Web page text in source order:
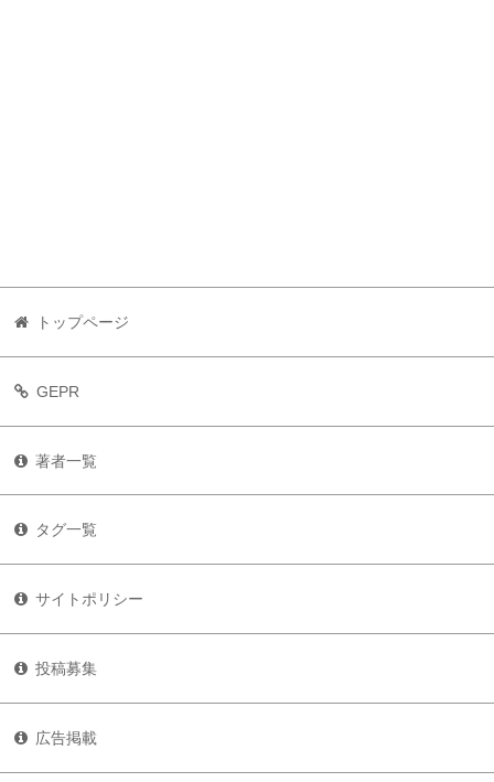
トップページ
GEPR
著者一覧
タグ一覧
サイトポリシー
投稿募集
広告掲載